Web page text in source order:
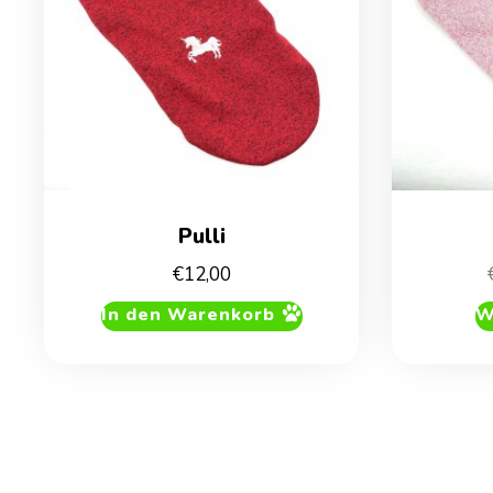
Pulli
€12,00
In den Warenkorb